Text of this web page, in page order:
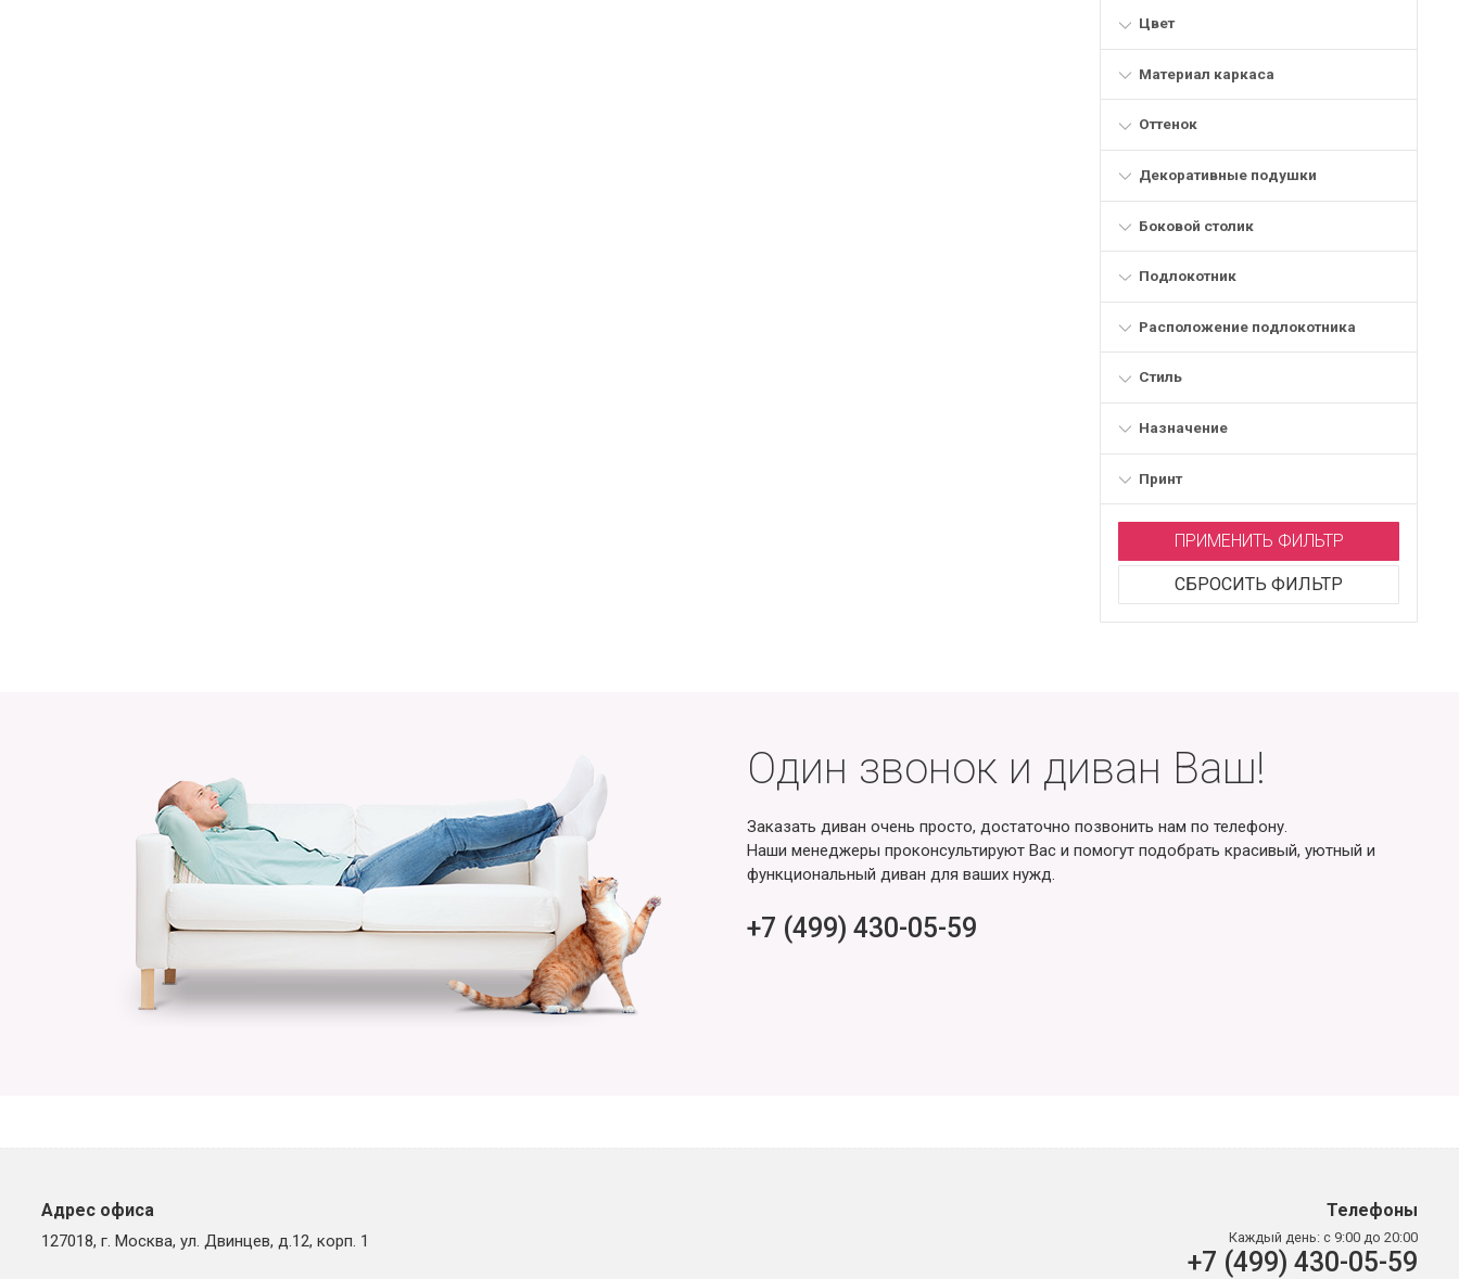
Цвет
Материал каркаса
Оттенок
Декоративные подушки
Боковой столик
Подлокотник
Расположение подлокотника
Стиль
Назначение
Принт
ПРИМЕНИТЬ ФИЛЬТР
СБРОСИТЬ ФИЛЬТР
Один звонок и диван Ваш!
Заказать диван очень просто, достаточно позвонить нам по телефону.
Наши менеджеры проконсультируют Вас и помогут подобрать красивый, уютный и
функциональный диван для ваших нужд.
+7 (499) 430-05-59
Адрес офиса
127018, г. Москва, ул. Двинцев, д.12, корп. 1
Телефоны
Каждый день: с 9:00 до 20:00
+7 (499) 430-05-59